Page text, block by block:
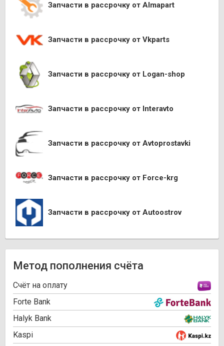
Запчасти в рассрочку от Almapart
Запчасти в рассрочку от Vkparts
Запчасти в рассрочку от Logan-shop
Запчасти в рассрочку от Interavto
Запчасти в рассрочку от Avtoprostavki
Запчасти в рассрочку от Force-krg
Запчасти в рассрочку от Autoostrov
Метод пополнения счёта
Cчёт на оплату
Forte Bank
Halyk Bank
Kaspi